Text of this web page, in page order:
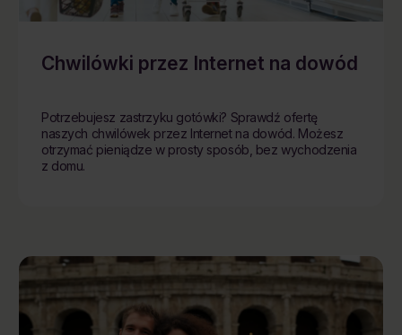
Chwilówki przez Internet na dowód
Potrzebujesz zastrzyku gotówki? Sprawdź ofertę
naszych chwilówek przez Internet na dowód. Możesz
otrzymać pieniądze w prosty sposób, bez wychodzenia
z domu.